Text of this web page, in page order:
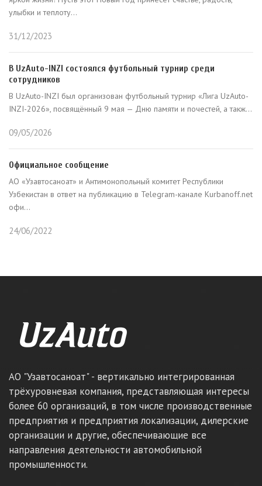
улыбки и теплоту...
31/12/2023
В UzAuto-INZI состоялся футбольный турнир среди
сотрудников
В UzAuto-INZI был организован футбольный турнир «Лига UzAuto-
INZI-2026», посвящённый 9 мая — Дню памяти и почестей, а такж...
09/05/2026
Официальное сообщение
АО «Узавтосаноат» и Антимонопольный комитет Республики
Узбекистан в ответ на публикацию в Telegram-канале Kurbanoff.net
офи...
24/06/2022
АО "Узавтосаноат" - вертикально интегрированная
трёхуровневая компания, представляющая интересы
более 60 организаций, в том числе производственные
предприятия и предприятия локализации, дилерские
организации и другие, обеспечивающие все
направления деятельности автомобильной
промышленности.